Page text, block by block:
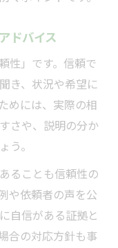
ドバイス
性」です。信頼で
き、状況や希望に
めには、実際の相
さや、説明の分か
う。
ることも信頼性の
や依頼者の声を公
自信がある証拠と
合の対応方針も事